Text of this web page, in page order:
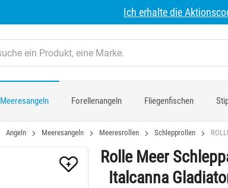
Ich erhalte die
Meeresangeln Forellenangeln Fliegenfischen
Angeln Meeresangeln Meeresrollen Schlepprollen
Rolle Meer
Italcanna